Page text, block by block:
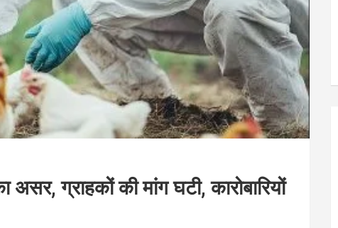
ग्राहकों की मांग घटी, कारोबारियों